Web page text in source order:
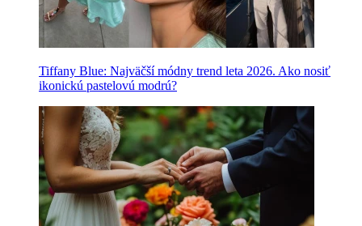
Tiffany Blue: Najväčší módny trend leta 2026. Ako nosiť
ikonickú pastelovú modrú?